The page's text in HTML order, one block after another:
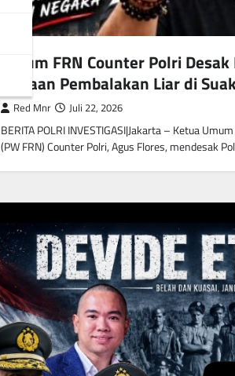
Ketum FRN Counter Polri
Dugaan Pembalakan Liar di
Red Mnr Juli 22, 2026
BERITA POLRI INVESTIGASI|Jakarta – Ketua
(PW FRN) Counter Polri, Agus Flores, mendesak